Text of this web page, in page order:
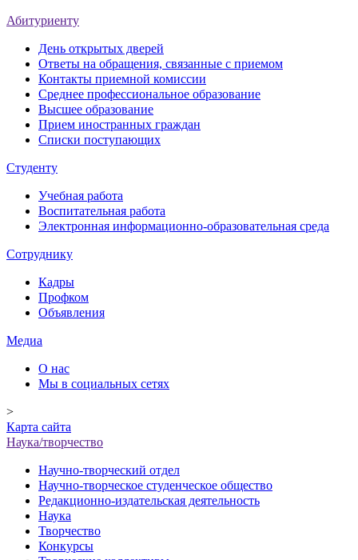
Абитуриенту
День открытых дверей
Ответы на обращения, связанные с приемом
Контакты приемной комиссии
Среднее профессиональное образование
Высшее образование
Прием иностранных граждан
Списки поступающих
Студенту
Учебная работа
Воспитательная работа
Электронная информационно-образовательная среда
Сотруднику
Кадры
Профком
Объявления
Медиа
О нас
Мы в социальных сетях
>
Карта сайта
Наука/творчество
Научно-творческий отдел
Научно-творческое студенческое общество
Редакционно-издательская деятельность
Наука
Творчество
Конкурсы